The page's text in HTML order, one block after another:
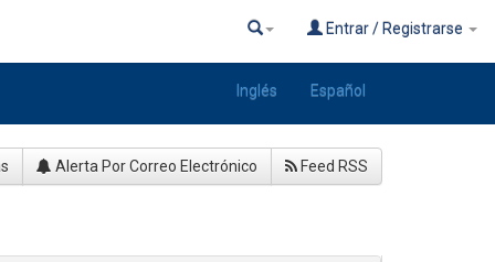
Entrar / Registrarse
Inglés Español
Alerta Por Correo Electrónico Feed RSS